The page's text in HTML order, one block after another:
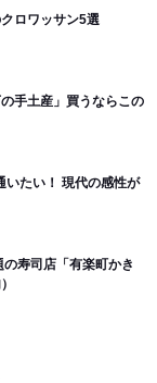
ロワッサン5選
手土産」買うならこの
いたい！ 現代の感性が
寿司店「有楽町かき